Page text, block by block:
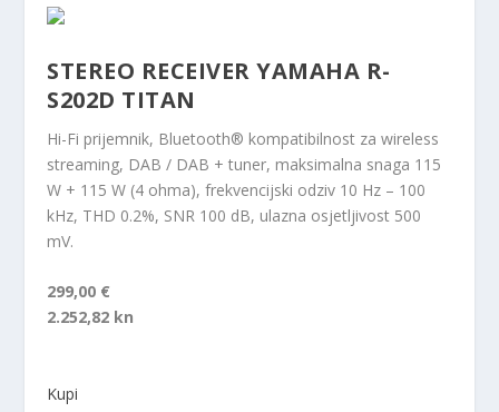
STEREO RECEIVER YAMAHA R-
S202D TITAN
Hi-Fi prijemnik, Bluetooth® kompatibilnost za wireless
streaming, DAB / DAB + tuner, maksimalna snaga 115
W + 115 W (4 ohma), frekvencijski odziv 10 Hz – 100
kHz, THD 0.2%, SNR 100 dB, ulazna osjetljivost 500
mV.
299,00 €
2.252,82 kn
Kupi